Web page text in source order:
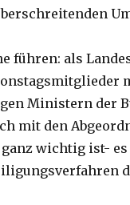
führen: als
Ministern der
mit den
wichtig ist-